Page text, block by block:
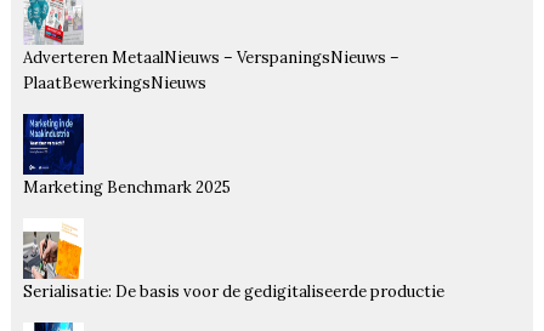
Adverteren MetaalNieuws – VerspaningsNieuws –
PlaatBewerkingsNieuws
Marketing Benchmark 2025
Serialisatie: De basis voor de gedigitaliseerde productie